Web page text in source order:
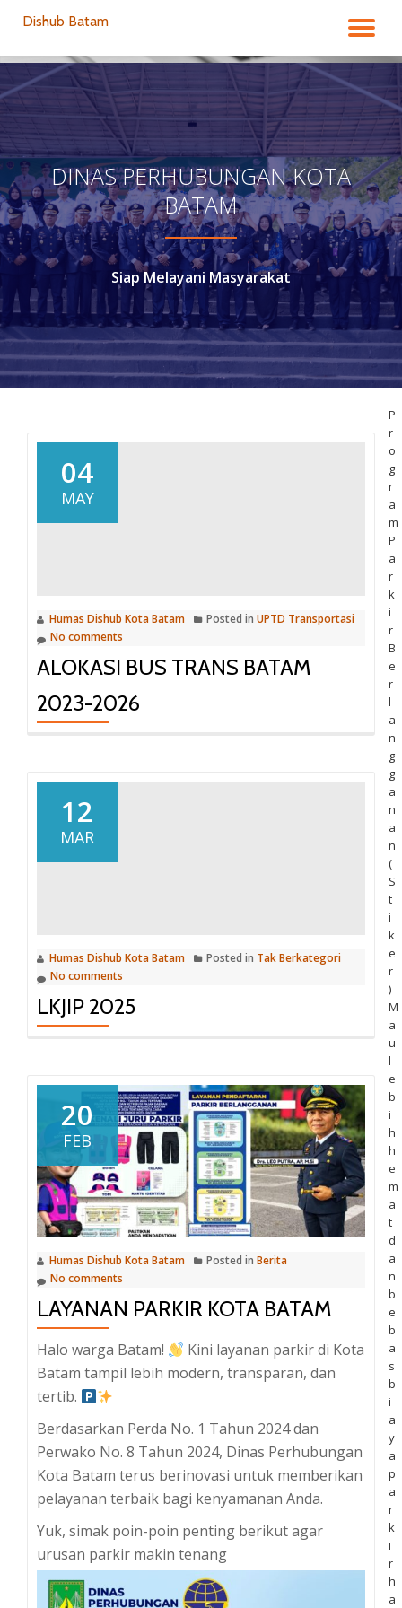
to
content
Dishub Batam
DINAS PERHUBUNGAN KOTA
BATAM
Siap Melayani Masyarakat
04
MAY
Humas Dishub Kota Batam Posted in UPTD Transportasi
No comments
ALOKASI BUS TRANS BATAM
2023-2026
12
MAR
Humas Dishub Kota Batam Posted in Tak Berkategori
No comments
LKJIP 2025
20
FEB
Humas Dishub Kota Batam Posted in Berita
No comments
LAYANAN PARKIR KOTA BATAM
Halo warga Batam!
Kini layanan parkir di Kota
Batam tampil lebih modern, transparan, dan
tertib.
Berdasarkan Perda No. 1 Tahun 2024 dan
Perwako No. 8 Tahun 2024, Dinas Perhubungan
Kota Batam terus berinovasi untuk memberikan
pelayanan terbaik bagi kenyamanan Anda.
Yuk, simak poin-poin penting berikut agar
urusan parkir makin tenang
P
r
o
g
r
a
m
P
a
r
k
i
r
B
e
r
l
a
n
g
g
a
n
a
n
(
S
t
i
k
e
r
)
M
a
u
l
e
b
i
h
h
e
m
a
t
d
a
n
b
e
b
a
s
b
i
a
y
a
p
a
r
k
i
r
h
a